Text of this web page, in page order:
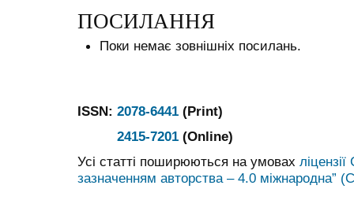
ПОСИЛАННЯ
Поки немає зовнішніх посилань.
ISSN: 2078-6441 (Print)
2415-7201 (Online)
Усі статті поширюються на умовах
зазначенням авторства – 4.0 міжнародна”